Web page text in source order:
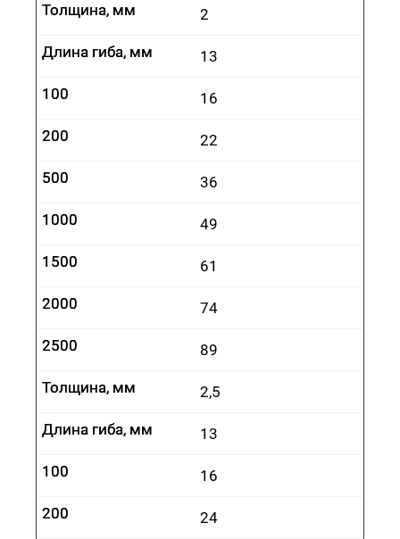
2
Толщина, мм
Толщина, мм
13
Длина гиба, мм
Длина гиба, мм
16
100
100
22
200
200
36
500
500
49
1000
1000
61
1500
1500
74
2000
2000
89
2500
2500
2,5
Толщина, мм
Толщина, мм
13
Длина гиба, мм
Длина гиба, мм
16
100
100
24
200
200